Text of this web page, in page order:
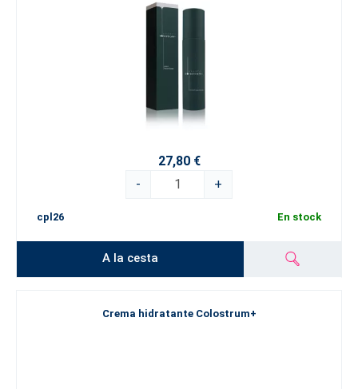
27,80 €
-
+
cpl26 En stock
A la cesta
Crema hidratante Colostrum+